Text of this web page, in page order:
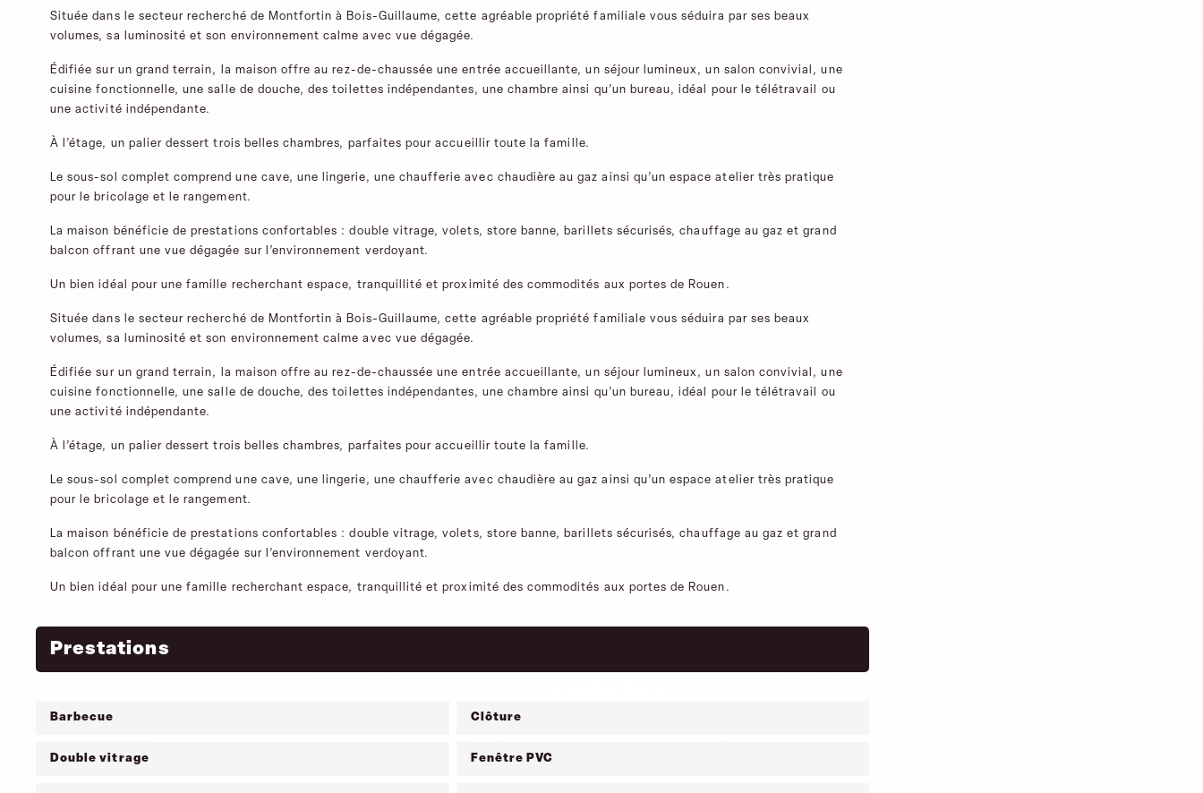
Située dans le secteur recherché de Montfortin à Bois-Guillaume, cette agréable propriété familiale vous séduira par ses beaux
volumes, sa luminosité et son environnement calme avec vue dégagée.
Édifiée sur un grand terrain, la maison offre au rez-de-chaussée une entrée accueillante, un séjour lumineux, un salon convivial, une
cuisine fonctionnelle, une salle de douche, des toilettes indépendantes, une chambre ainsi qu’un bureau, idéal pour le télétravail ou
une activité indépendante.
À l’étage, un palier dessert trois belles chambres, parfaites pour accueillir toute la famille.
Le sous-sol complet comprend une cave, une lingerie, une chaufferie avec chaudière au gaz ainsi qu’un espace atelier très pratique
pour le bricolage et le rangement.
La maison bénéficie de prestations confortables : double vitrage, volets, store banne, barillets sécurisés, chauffage au gaz et grand
balcon offrant une vue dégagée sur l’environnement verdoyant.
Un bien idéal pour une famille recherchant espace, tranquillité et proximité des commodités aux portes de Rouen.
Située dans le secteur recherché de Montfortin à Bois-Guillaume, cette agréable propriété familiale vous séduira par ses beaux
volumes, sa luminosité et son environnement calme avec vue dégagée.
Édifiée sur un grand terrain, la maison offre au rez-de-chaussée une entrée accueillante, un séjour lumineux, un salon convivial, une
cuisine fonctionnelle, une salle de douche, des toilettes indépendantes, une chambre ainsi qu’un bureau, idéal pour le télétravail ou
une activité indépendante.
À l’étage, un palier dessert trois belles chambres, parfaites pour accueillir toute la famille.
Le sous-sol complet comprend une cave, une lingerie, une chaufferie avec chaudière au gaz ainsi qu’un espace atelier très pratique
pour le bricolage et le rangement.
La maison bénéficie de prestations confortables : double vitrage, volets, store banne, barillets sécurisés, chauffage au gaz et grand
balcon offrant une vue dégagée sur l’environnement verdoyant.
Un bien idéal pour une famille recherchant espace, tranquillité et proximité des commodités aux portes de Rouen.
Prestations
Barbecue Clôture
Double vitrage Fenêtre PVC